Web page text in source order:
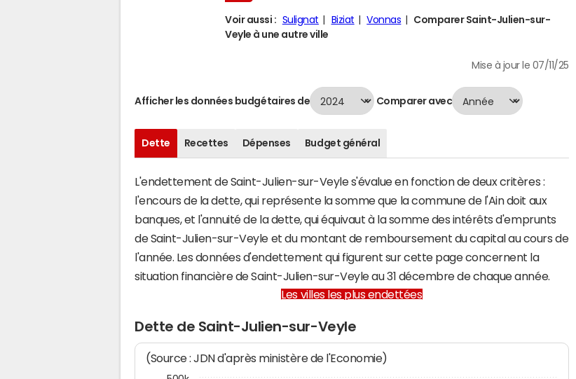
Voir aussi : Sulignat Biziat Vonnas
Comparer Saint-Julien-sur-
Veyle à une autre ville
Mise à jour le 07/11/25
Afficher les données budgétaires de Comparer avec
Dette Recettes Dépenses Budget général
L'endettement de Saint-Julien-sur-Veyle s'évalue en fonction de deux critères :
l'encours de la dette, qui représente la somme que la commune de l'Ain doit aux
banques, et l'annuité de la dette, qui équivaut à la somme des intérêts d'emprunts
de Saint-Julien-sur-Veyle et du montant de remboursement du capital au cours de
l'année. Les données d'endettement qui figurent sur cette page concernent la
situation financière de Saint-Julien-sur-Veyle au 31 décembre de chaque année.
Les villes les plus endettées
Dette de Saint-Julien-sur-Veyle
(Source : JDN d'après ministère de l'Economie)